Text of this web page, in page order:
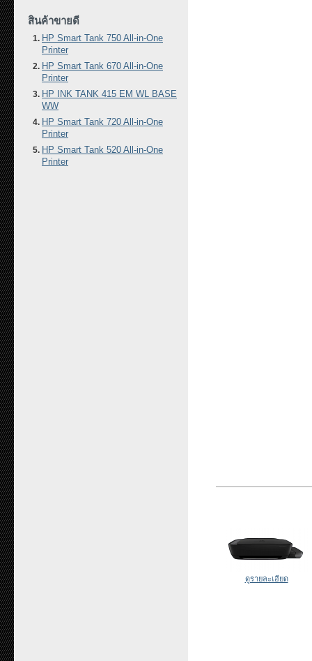
ดูรายละเอียด
สินค้าขายดี
HP Smart Tank 750 All-in-One
Printer
HP Smart Tank 670 All-in-One
Printer
HP INK TANK 415 EM WL BASE
WW
HP Smart Tank 720 All-in-One
Printer
HP Smart Tank 520 All-in-One
Printer